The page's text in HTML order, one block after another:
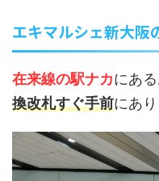
エキマルシェ新大阪
在来線の駅ナカにあ
換改札すぐ手前にあり